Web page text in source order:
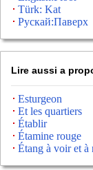
Türk: Kat
Рускай:Паверх
Lire aussi a
Esturgeon
Et les quartiers
Établir
Étamine rouge
Étang à voir et à